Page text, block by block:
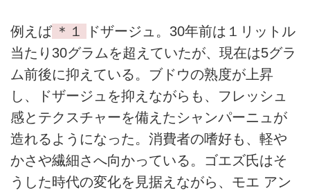
例えば ＊１
ドザージュ。30年前は１リットル
当たり30グラムを超えていたが、現在は5グラ
ム前後に抑えている。ブドウの熟度が上昇
し、ドザージュを抑えながらも、フレッシュ
感とテクスチャーを備えたシャンパーニュが
造れるようになった。消費者の嗜好も、軽や
かさや繊細さへ向かっている。ゴエズ氏はそ
うした時代の変化を見据えながら、モエ アン